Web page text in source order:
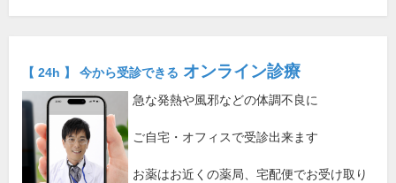
【 24h 】 今から受診できる オンライン診療
急な発熱や風邪などの体調不良に
ご自宅・オフィスで受診出来ます
お薬はお近くの薬局、宅配便でお受け取り